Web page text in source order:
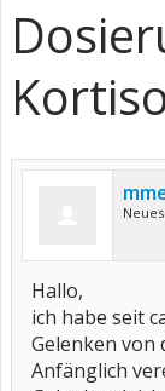
Hallo,
ich habe seit
Gelenken von
Anfänglich